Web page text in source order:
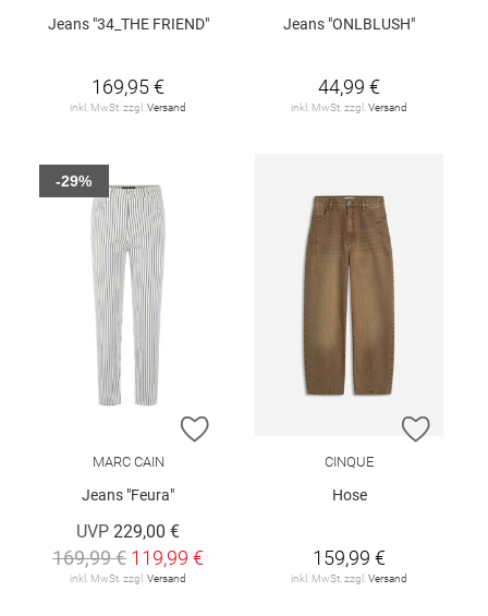
Jeans "34_THE FRIEND"
169,95 €
inkl. MwSt. zzgl. Versand
Jeans "ONLBLUSH"
44,99 €
inkl. MwSt. zzgl. Versand
ZUR WUNSCHLISTE HINZUFÜGEN
MARC CAIN
Jeans "Feura"
UVP 229,00 €
169,99 € 119,99 €
inkl. MwSt. zzgl.Versand
-29%
ZUR
CINQUE
Hose
159,99 €
inkl. MwSt. zzgl.Versand